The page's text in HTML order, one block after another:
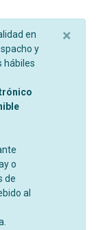
en
y
hábiles
o
de
al
×